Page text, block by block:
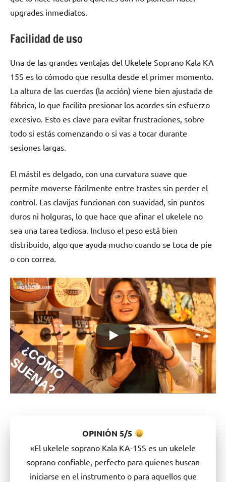
upgrades inmediatos.
Facilidad de uso
Una de las grandes ventajas del Ukelele Soprano Kala KA
15S es lo cómodo que resulta desde el primer momento.
La altura de las cuerdas (la acción) viene bien ajustada de
fábrica, lo que facilita presionar los acordes sin esfuerzo
excesivo. Esto es clave para evitar frustraciones, sobre
todo si estás comenzando o si vas a tocar durante
sesiones largas.
El mástil es delgado, con una curvatura suave que
permite moverse fácilmente entre trastes sin perder el
control. Las clavijas funcionan con suavidad, sin puntos
duros ni holguras, lo que hace que afinar el ukelele no
sea una tarea tediosa. Incluso el peso está bien
distribuido, algo que ayuda mucho cuando se toca de pie
o con correa.
OPINIÓN 5/5
«El ukelele soprano Kala KA-15S es un ukelele
soprano confiable, perfecto para quienes buscan
iniciarse en el instrumento o para aquellos que